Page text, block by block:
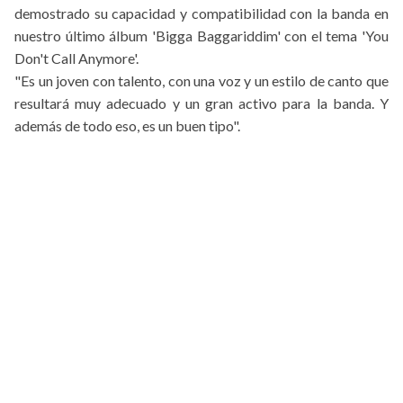
demostrado su capacidad y compatibilidad con la banda en
nuestro último álbum 'Bigga Baggariddim' con el tema 'You
Don't Call Anymore'.
"Es un joven con talento, con una voz y un estilo de canto que
resultará muy adecuado y un gran activo para la banda. Y
además de todo eso, es un buen tipo".